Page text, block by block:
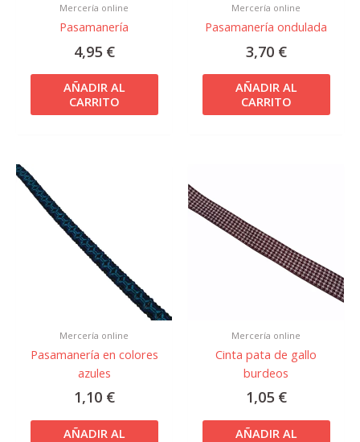
Mercería online
Pasamanería
4,95 €
AÑADIR AL
CARRITO
Mercería online
Pasamanería ondulada
3,70 €
AÑADIR AL
CARRITO
Mercería online
Pasamanería en colores
azules
1,10 €
AÑADIR AL
Mercería online
Cinta pata de gallo
burdeos
1,05 €
AÑADIR AL